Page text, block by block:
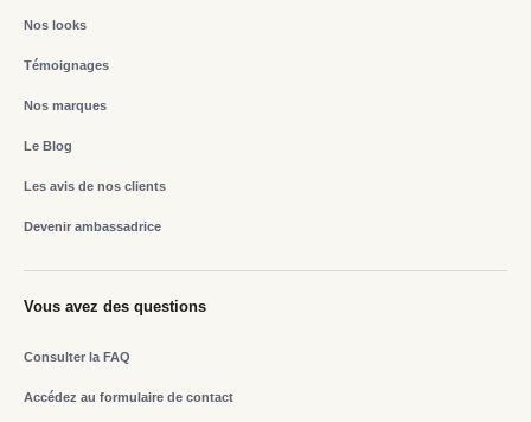
Nos looks
Témoignages
Nos marques
Le Blog
Les avis de nos clients
Devenir ambassadrice
Vous avez des questions
Consulter la FAQ
Accédez au formulaire de contact